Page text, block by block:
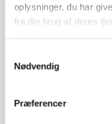
oplysninger, du har
fra din brug af deres
Nødvendig
Præferencer
Forserie til